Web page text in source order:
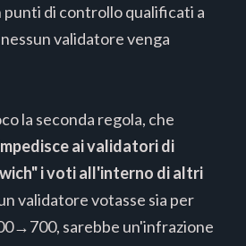
di controllo qualificati a
validatore venga
la seconda regola, che
ai validatori di
i voti all'interno di altri
validatore votasse sia per
sarebbe un'infrazione